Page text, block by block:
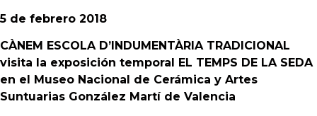
5 de febrero 2018
CÀNEM ESCOLA D’INDUMENTÀRIA TRADICIONAL
visita la exposición temporal EL TEMPS DE LA SEDA
en el Museo Nacional de Cerámica y Artes
Suntuarias González Martí de Valencia